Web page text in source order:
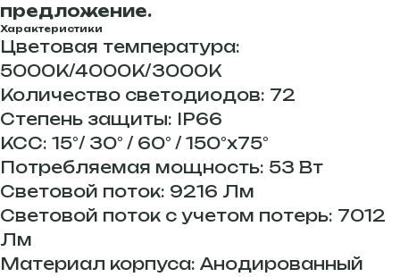
предложение.
Характеристики
Цветовая температура:
5000К/4000К/3000К
Количество светодиодов: 72
Степень защиты: IP66
КСС: 15°/ 30° / 60° / 150°х75°
Потребляемая мощность: 53 Вт
Световой поток: 9216 Лм
Световой поток с учетом потерь: 7012
Лм
Материал корпуса: Анодированный